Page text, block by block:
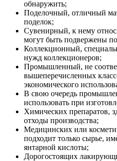
обнаружить;
Поделочный, отличный
поделок;
Сувенирный, к нему
могут быть подвержены
Коллекционный,
нужд коллекционеров;
Промышленный, не
вышеперечисленных
экономического
В свою очередь
использовать при
Химических препаратов,
отходы производства;
Медицинских или
подходит только сырье,
янтарной кислоты;
Дорогостоящих